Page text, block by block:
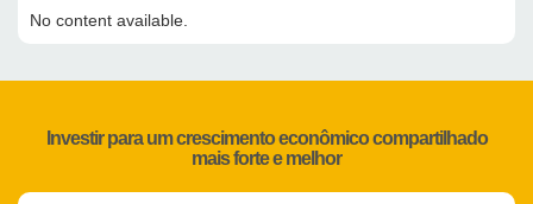
No content available.
Investir para um crescimento econômico compartilhado
mais forte e melhor